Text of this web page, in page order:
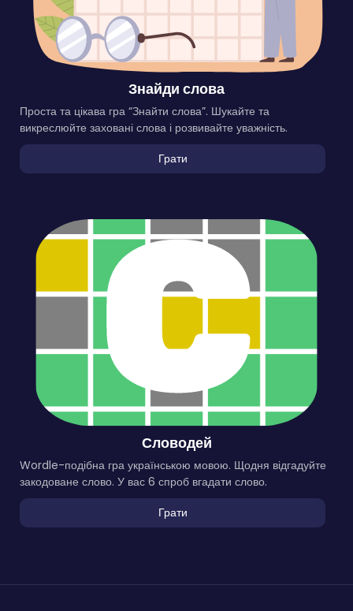
Знайди слова
Проста та цікава гра “Знайти слова”. Шукайте та
викреслюйте заховані слова і розвивайте уважність.
Грати
Словодей
Wordle-подібна гра українською мовою. Щодня відгадуйте
закодоване слово. У вас 6 спроб вгадати слово.
Грати